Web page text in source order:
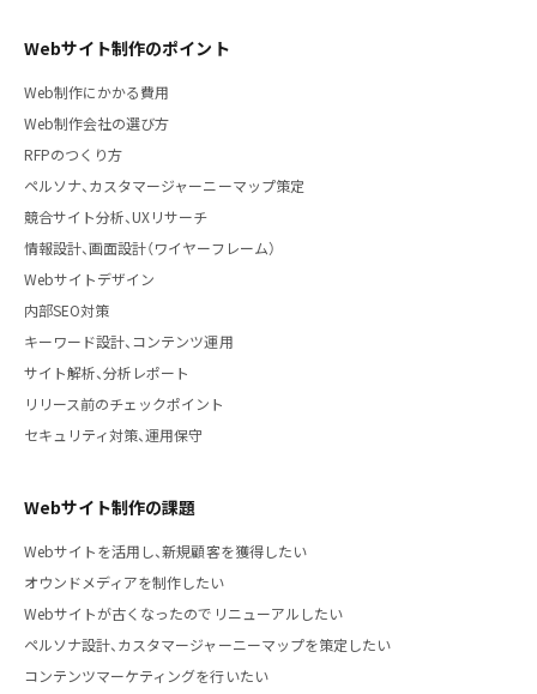
Webサイト制作のポイント
Web制作にかかる費用
Web制作会社の選び方
RFPのつくり方
ペルソナ、カスタマージャーニーマップ策定
競合サイト分析、UXリサーチ
情報設計、画面設計（ワイヤーフレーム）
Webサイトデザイン
内部SEO対策
キーワード設計、コンテンツ運用
サイト解析、分析レポート
リリース前のチェックポイント
セキュリティ対策、運用保守
Webサイト制作の課題
Webサイトを活用し、新規顧客を獲得したい
オウンドメディアを制作したい
Webサイトが古くなったのでリニューアルしたい
ペルソナ設計、カスタマージャーニーマップを策定したい
コンテンツマーケティングを行いたい